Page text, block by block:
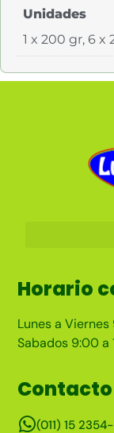
Unidades
1 x 200 gr, 6 x
Horario
Lunes a Viernes
Sabados 9:00 a
Contacto
(011) 15